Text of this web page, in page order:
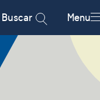
Buscar Menu